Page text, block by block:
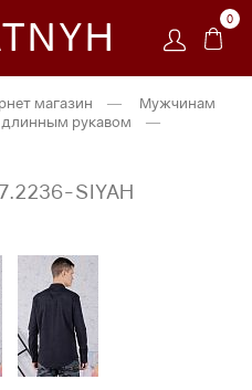
0
магазин —
Мужчинам
рукавом
—
SIYAH